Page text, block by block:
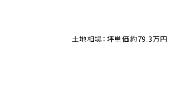
土地相場：坪単価約79.3万